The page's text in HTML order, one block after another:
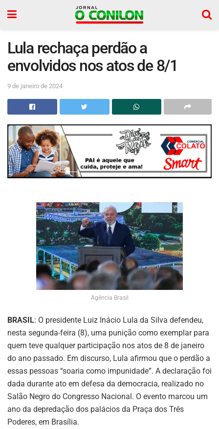
Lula rechaça perdão a
envolvidos nos atos de 8/1
9 de janeiro de 2024
Agência Brasil
BRASIL: O presidente Luiz Inácio Lula da Silva defendeu,
nesta segunda-feira (8), uma punição como exemplar para
quem teve qualquer participação nos atos de 8 de janeiro
do ano passado. Em discurso, Lula afirmou que o perdão a
essas pessoas “soaria como impunidade”. A declaração foi
dada durante ato em defesa da democracia, realizado no
Salão Negro do Congresso Nacional. O evento marcou um
ano da depredação dos palácios da Praça dos Três
Poderes, em Brasília.